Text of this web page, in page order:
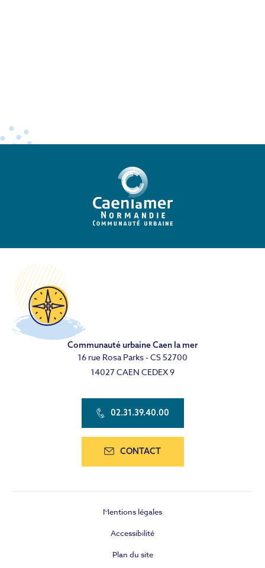
Communauté urbaine Caen la mer
16 rue Rosa Parks - CS 52700
14027 CAEN CEDEX 9
02.31.39.40.00
CONTACT
Mentions légales
Accessibilité
Plan du site